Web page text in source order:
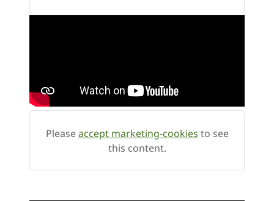
Pleaseaccept marketing-cookies to see
this content.